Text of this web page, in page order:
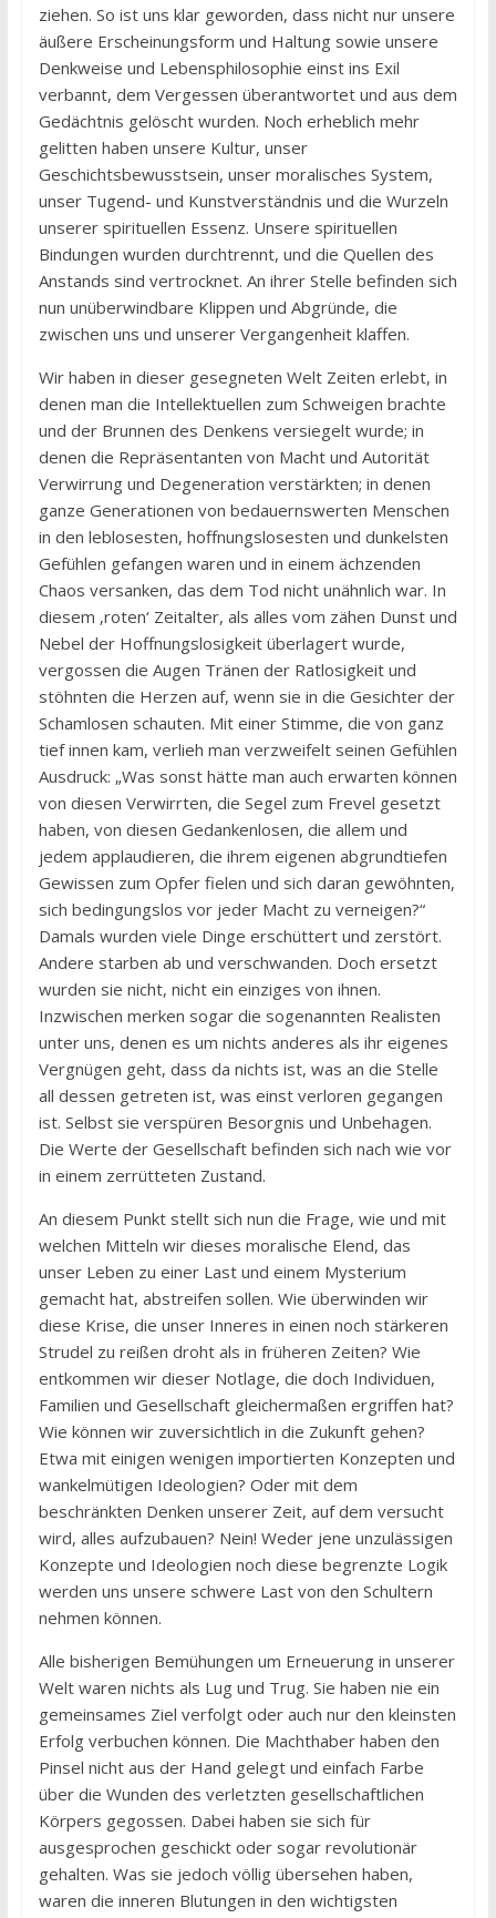
ziehen. So ist uns klar geworden, dass nicht nur unsere
äußere Erscheinungsform und Haltung sowie unsere
Denkweise und Lebensphilosophie einst ins Exil
verbannt, dem Vergessen überantwortet und aus dem
Gedächtnis gelöscht wurden. Noch erheblich mehr
gelitten haben unsere Kultur, unser
Geschichtsbewusstsein, unser moralisches System,
unser Tugend- und Kunstverständnis und die Wurzeln
unserer spirituellen Essenz. Unsere spirituellen
Bindungen wurden durchtrennt, und die Quellen des
Anstands sind vertrocknet. An ihrer Stelle befinden sich
nun unüberwindbare Klippen und Abgründe, die
zwischen uns und unserer Vergangenheit klaffen.
Wir haben in dieser gesegneten Welt Zeiten erlebt, in
denen man die Intellektuellen zum Schweigen brachte
und der Brunnen des Denkens versiegelt wurde; in
denen die Repräsentanten von Macht und Autorität
Verwirrung und Degeneration verstärkten; in denen
ganze Generationen von bedauernswerten Menschen
in den leblosesten, hoffnungslosesten und dunkelsten
Gefühlen gefangen waren und in einem ächzenden
Chaos versanken, das dem Tod nicht unähnlich war. In
diesem ‚roten‘ Zeitalter, als alles vom zähen Dunst und
Nebel der Hoffnungslosigkeit überlagert wurde,
vergossen die Augen Tränen der Ratlosigkeit und
stöhnten die Herzen auf, wenn sie in die Gesichter der
Schamlosen schauten. Mit einer Stimme, die von ganz
tief innen kam, verlieh man verzweifelt seinen Gefühlen
Ausdruck: „Was sonst hätte man auch erwarten können
von diesen Verwirrten, die Segel zum Frevel gesetzt
haben, von diesen Gedankenlosen, die allem und
jedem applaudieren, die ihrem eigenen abgrundtiefen
Gewissen zum Opfer fielen und sich daran gewöhnten,
sich bedingungslos vor jeder Macht zu verneigen?“
Damals wurden viele Dinge erschüttert und zerstört.
Andere starben ab und verschwanden. Doch ersetzt
wurden sie nicht, nicht ein einziges von ihnen.
Inzwischen merken sogar die sogenannten Realisten
unter uns, denen es um nichts anderes als ihr eigenes
Vergnügen geht, dass da nichts ist, was an die Stelle
all dessen getreten ist, was einst verloren gegangen
ist. Selbst sie verspüren Besorgnis und Unbehagen.
Die Werte der Gesellschaft befinden sich nach wie vor
in einem zerrütteten Zustand.
An diesem Punkt stellt sich nun die Frage, wie und mit
welchen Mitteln wir dieses moralische Elend, das
unser Leben zu einer Last und einem Mysterium
gemacht hat, abstreifen sollen. Wie überwinden wir
diese Krise, die unser Inneres in einen noch stärkeren
Strudel zu reißen droht als in früheren Zeiten? Wie
entkommen wir dieser Notlage, die doch Individuen,
Familien und Gesellschaft gleichermaßen ergriffen hat?
Wie können wir zuversichtlich in die Zukunft gehen?
Etwa mit einigen wenigen importierten Konzepten und
wankelmütigen Ideologien? Oder mit dem
beschränkten Denken unserer Zeit, auf dem versucht
wird, alles aufzubauen? Nein! Weder jene unzulässigen
Konzepte und Ideologien noch diese begrenzte Logik
werden uns unsere schwere Last von den Schultern
nehmen können.
Alle bisherigen Bemühungen um Erneuerung in unserer
Welt waren nichts als Lug und Trug. Sie haben nie ein
gemeinsames Ziel verfolgt oder auch nur den kleinsten
Erfolg verbuchen können. Die Machthaber haben den
Pinsel nicht aus der Hand gelegt und einfach Farbe
über die Wunden des verletzten gesellschaftlichen
Körpers gegossen. Dabei haben sie sich für
ausgesprochen geschickt oder sogar revolutionär
gehalten. Was sie jedoch völlig übersehen haben,
waren die inneren Blutungen in den wichtigsten